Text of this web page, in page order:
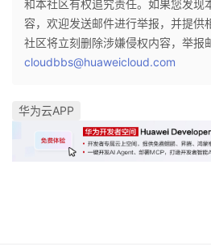
和本社区有权追究责任。如果您发现
容，欢迎发送邮件进行举报，并提供
社区将立刻删除涉嫌侵权内容，举报
cloudbbs@huaweicloud.com
华为云APP